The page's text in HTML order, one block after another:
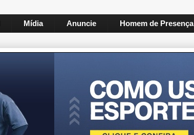
Mídia Anuncie Homem de Presença